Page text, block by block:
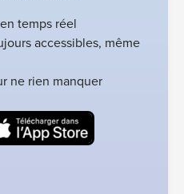
temps réel
accessibles, même
ne rien manquer